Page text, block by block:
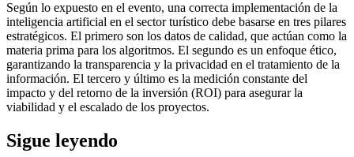
Según lo expuesto en el evento, una correcta implementación de la
inteligencia artificial en el sector turístico debe basarse en tres pilares
estratégicos. El primero son los datos de calidad, que actúan como la
materia prima para los algoritmos. El segundo es un enfoque ético,
garantizando la transparencia y la privacidad en el tratamiento de la
información. El tercero y último es la medición constante del
impacto y del retorno de la inversión (ROI) para asegurar la
viabilidad y el escalado de los proyectos.
Sigue leyendo